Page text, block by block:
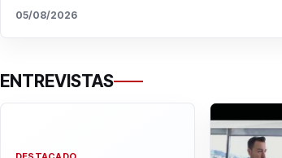
05/08/2026
ENTREVISTAS